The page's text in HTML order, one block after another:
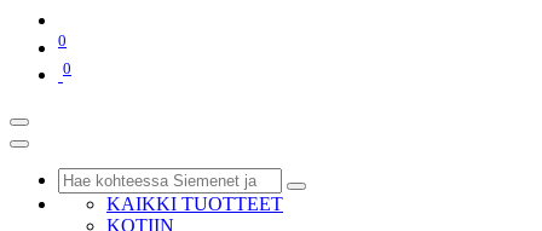
0
0
KAIKKI TUOTTEET
KOTIIN